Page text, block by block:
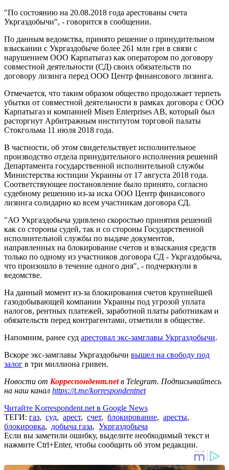
"По состоянию на 20.08.2018 года арестованы счета
Укргаздобычи", - говорится в сообщении.
По данным ведомства, принято решение о принудительном
взыскании с Укргаздобыче более 261 млн грн в связи с
нарушением ООО Карпатыгаз как оператором по договору
совместной деятельности (СД) своих обязательств по
договору лизинга перед ООО Центр финансового лизинга.
Отмечается, что таким образом общество продолжает терпеть
убытки от совместной деятельности в рамках договора с ООО
Карпатыгаз и компанией Misen Enterprises AB, который был
расторгнут Арбитражным институтом торговой палаты
Стокгольма 11 июля 2018 года.
В частности, об этом свидетельствует исполнительное
производство отдела принудительного исполнения решений
Департамента государственной исполнительной службы
Министерства юстиции Украины от 17 августа 2018 года.
Соответствующее постановление было принято, согласно
судебному решению из-за иска ООО Центр финансового
лизинга солидарно ко всем участникам договора СД.
"АО Укргаздобыча удивлено скоростью принятия решений
как со стороны судей, так и со стороны Государственной
исполнительной службы по выдаче документов,
направленных на блокирование счетов и взыскания средств
только по одному из участников договора СД - Укргаздобыча,
что произошло в течение одного дня", - подчеркнули в
ведомстве.
На данный момент из-за блокирования счетов крупнейшей
газодобывающей компании Украины под угрозой уплата
налогов, рентных платежей, заработной платы работникам и
обязательств перед контрагентами, отметили в обществе.
Напомним, ранее суд арестовал экс-замглавы Укргаздобычи.
Вскоре экс-замглавы Укргаздобычи вышел на свободу под
залог в три миллиона гривен.
Новости от Корреспондент.netв Telegram. Подписывайтесь
на наш канал https://t.me/korrespondentnet
Читайте Korrespondent.net в Google News
ТЕГИ: газ, суд, арест, счет, блокирование, аресты,
блокировка, добыча газа, Укргаздобыча
Если вы заметили ошибку, выделите необходимый текст и
нажмите Ctrl+Enter, чтобы сообщить об этом редакции.